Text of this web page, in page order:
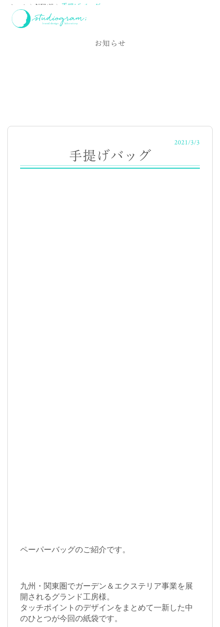
ホーム NEWS 手提げバッグ
NEWS
お知らせ
2021/3/3
手提げバッグ
ペーパーバッグのご紹介です。
九州・関東圏でガーデン＆エクステリア事業を展
開されるグランド工房様。
タッチポイントのデザインをまとめて一新した中
のひとつが今回の紙袋です。